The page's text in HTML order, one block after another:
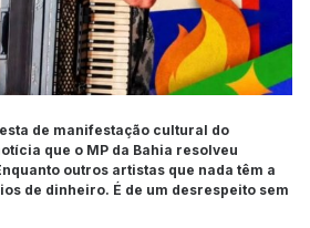
de manifestação cultural do
que o MP da Bahia resolveu
outros artistas que nada têm a
de dinheiro. É de um desrespeito sem